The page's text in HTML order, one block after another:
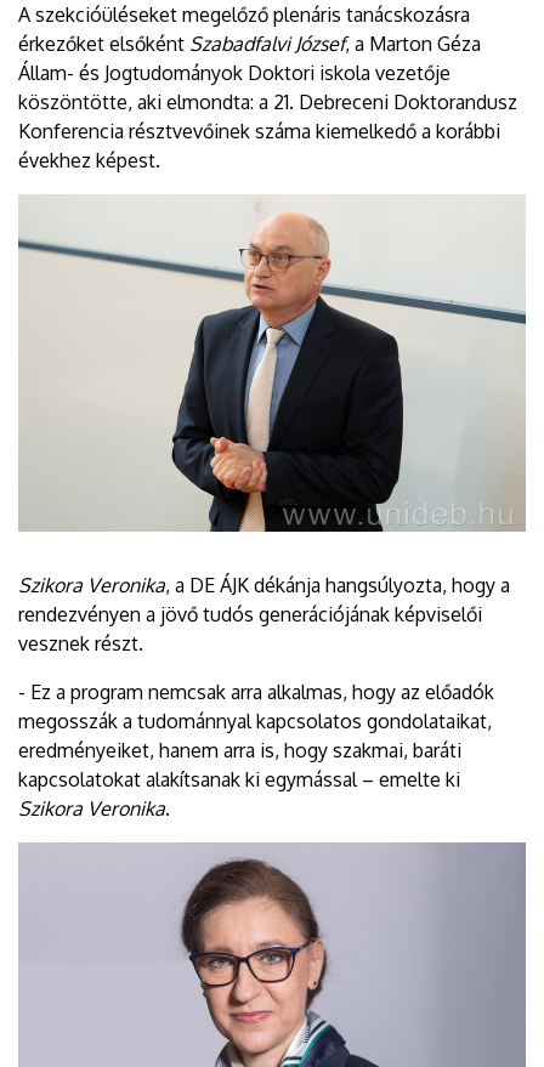
A szekcióüléseket megelőző plenáris tanácskozásra
érkezőket elsőként Szabadfalvi József, a Marton Géza
Állam- és Jogtudományok Doktori iskola vezetője
köszöntötte, aki elmondta: a 21. Debreceni Doktorandusz
Konferencia résztvevőinek száma kiemelkedő a korábbi
évekhez képest.
Szikora Veronika, a DE ÁJK dékánja hangsúlyozta, hogy a
rendezvényen a jövő tudós generációjának képviselői
vesznek részt.
- Ez a program nemcsak arra alkalmas, hogy az előadók
megosszák a tudománnyal kapcsolatos gondolataikat,
eredményeiket, hanem arra is, hogy szakmai, baráti
kapcsolatokat alakítsanak ki egymással – emelte ki
Szikora Veronika.